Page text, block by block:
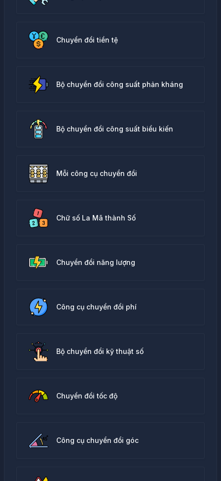
Chuyển đổi tiền tệ
Bộ chuyển đổi công suất phản kháng
Bộ chuyển đổi công suất biểu kiến
Mỗi công cụ chuyển đổi
Chữ số La Mã thành Số
Chuyển đổi năng lượng
Công cụ chuyển đổi phí
Bộ chuyển đổi kỹ thuật số
Chuyển đổi tốc độ
Công cụ chuyển đổi góc